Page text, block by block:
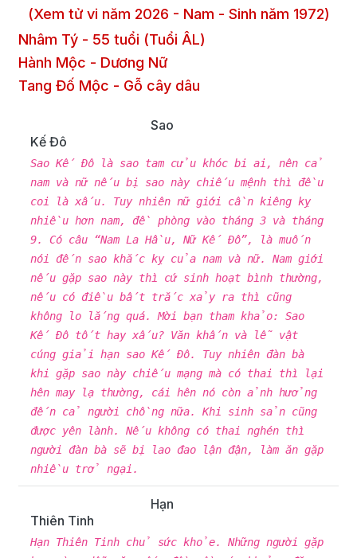
(Xem tử vi năm 2026 - Nam - Sinh năm 1972)
Nhâm Tý - 55 tuổi (Tuổi ÂL)
Hành Mộc - Dương Nữ
Tang Đố Mộc - Gỗ cây dâu
Sao
Kế Đô
Sao Kế Đô là sao tam cửu khóc bi ai, nên cả
nam và nữ nếu bị sao này chiếu mệnh thì đều
coi là xấu. Tuy nhiên nữ giới cần kiêng kỵ
nhiều hơn nam, đề phòng vào tháng 3 và tháng
9. Có câu “Nam La Hầu, Nữ Kế Đô”, là muốn
nói đến sao khắc kỵ của nam và nữ. Nam giới
nếu gặp sao này thì cứ sinh hoạt bình thường,
nếu có điều bất trắc xảy ra thì cũng
không lo lắng quá. Mời bạn tham khảo: Sao
Kế Đô tốt hay xấu? Văn khấn và lễ vật
cúng giải hạn sao Kế Đô. Tuy nhiên đàn bà
khi gặp sao này chiếu mạng mà có thai thì lại
hên may lạ thường, cái hên nó còn ảnh hưởng
đến cả người chồng nữa. Khi sinh sản cũng
được yên lành. Nếu không có thai nghén thì
người đàn bà sẽ bị lao đao lận đận, làm ăn gặp
nhiều trở ngại.
Hạn
Thiên Tinh
Hạn Thiên Tinh chủ sức khỏe. Những người gặp